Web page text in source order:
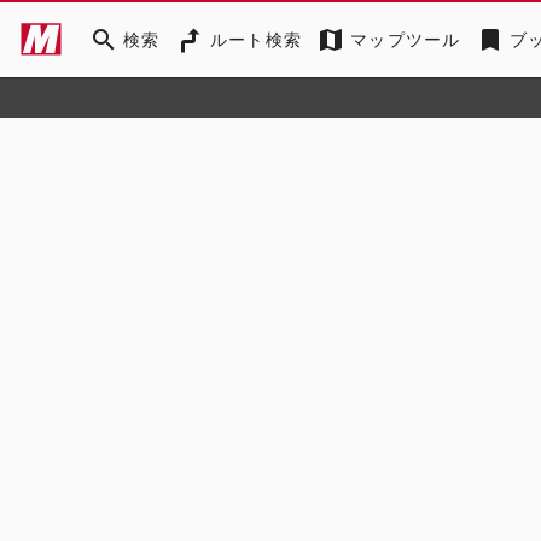
search 検索 ルート検索 map マップツール bookmark ブ